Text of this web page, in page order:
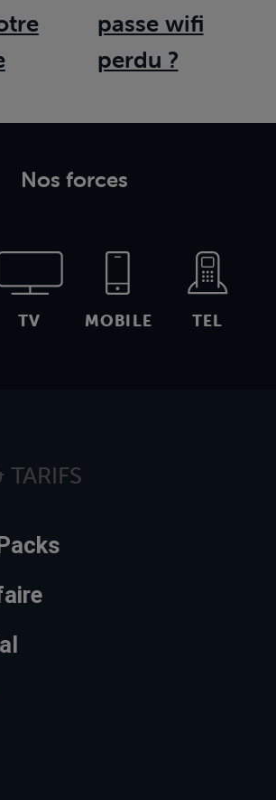
passe wifi
perdu ?
Nos forces
TV MOBILE TEL
TARIFS